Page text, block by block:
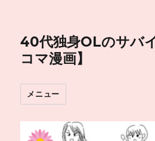
40代独身OLのサバ
コマ漫画】
メニュー